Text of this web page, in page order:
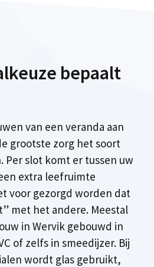
bepaalt
van een veranda aan
grootste zorg het soort
Per slot komt er tussen uw
extra leefruimte
voor gezorgd worden dat
met het andere. Meestal
in Wervik gebouwd in
of zelfs in smeedijzer. Bij
wordt glas gebruikt,